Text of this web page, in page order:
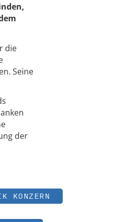
die
Seine
der
KONZERN